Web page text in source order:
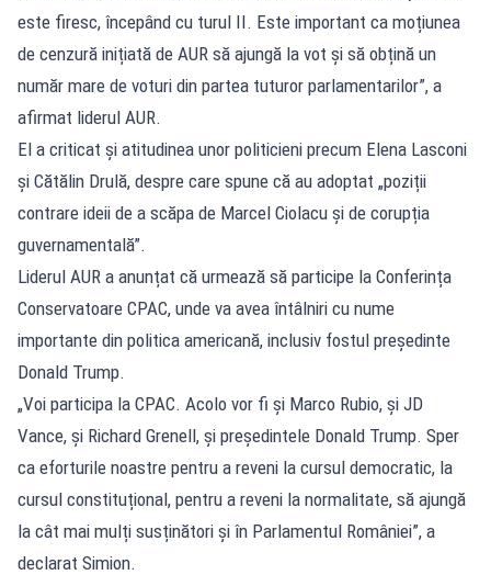
este firesc, începând cu turul II. Este important ca moțiunea
de cenzură inițiată de AUR să ajungă la vot și să obțină un
număr mare de voturi din partea tuturor parlamentarilor”, a
afirmat liderul AUR.
El a criticat și atitudinea unor politicieni precum Elena Lasconi
și Cătălin Drulă, despre care spune că au adoptat „poziții
contrare ideii de a scăpa de Marcel Ciolacu și de corupția
guvernamentală”.
Liderul AUR a anunțat că urmează să participe la Conferința
Conservatoare CPAC, unde va avea întâlniri cu nume
importante din politica americană, inclusiv fostul președinte
Donald Trump.
„Voi participa la CPAC. Acolo vor fi și Marco Rubio, și JD
Vance, și Richard Grenell, și președintele Donald Trump. Sper
ca eforturile noastre pentru a reveni la cursul democratic, la
cursul constituțional, pentru a reveni la normalitate, să ajungă
la cât mai mulți susținători și în Parlamentul României”, a
declarat Simion.